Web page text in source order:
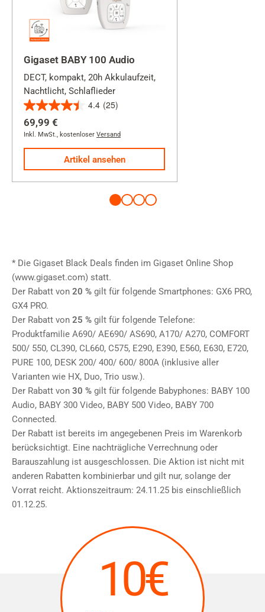
Gigaset BABY 100 Audio
DECT, kompakt, 20h Akkulaufzeit,
Nachtlicht, Schlaflieder
4.4 (25)
4.4
von
25
Bewertungen
69,99 €
Inkl. MwSt., kostenloser Versand
Artikel ansehen
* Die Gigaset Black Deals finden im Gigaset Online Shop
(www.gigaset.com) statt.
Der Rabatt von 20 % gilt für folgende Smartphones: GX6 PRO,
GX4 PRO.
Der Rabatt von 25 % gilt für folgende Telefone:
Produktfamilie A690/ AE690/ AS690, A170/ A270, COMFORT
500/ 550, CL390, CL660, C575, E290, E390, E560, E630, E720,
PURE 100, DESK 200/ 400/ 600/ 800A (inklusive aller
Varianten wie HX, Duo, Trio usw.).
Der Rabatt von 30 % gilt für folgende Babyphones: BABY 100
Audio, BABY 300 Video, BABY 500 Video, BABY 700
Connected.
Der Rabatt ist bereits im angegebenen Preis im Warenkorb
berücksichtigt. Eine nachträgliche Verrechnung oder
Barauszahlung ist ausgeschlossen. Die Aktion ist nicht mit
anderen Rabatten kombinierbar und gilt nur, solange der
Vorrat reicht. Aktionszeitraum: 24.11.25 bis einschließlich
01.12.25.
10€